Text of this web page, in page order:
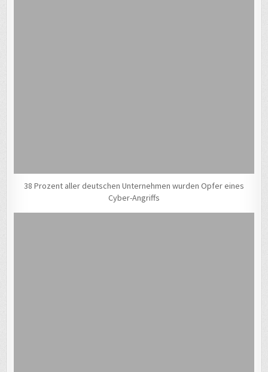
38 Prozent aller deutschen Unternehmen wurden Opfer eines
Cyber-Angriffs